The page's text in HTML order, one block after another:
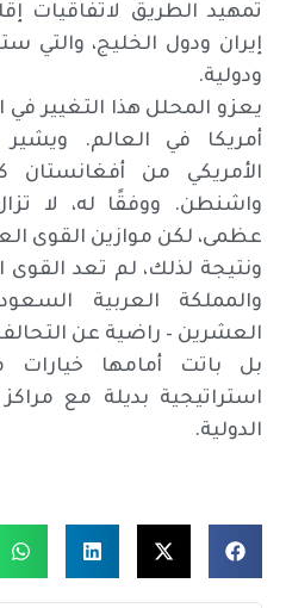
تمهيد الطريق لاتفاقيات
إيران ودول الخليج،
ودولية.
يعزو المحلل هذا التغيير
أمريكا في العالم.
الأمريكي من أفغانستان
واشنطن. ووفقًا له، لا
عظمى، لكن موازين القوى
ونتيجة لذلك، لم تعد القوى
والمملكة العربية
العشرين – راضية عن
بل باتت أمامها خيارات
استراتيجية بديلة مع
الدولية.